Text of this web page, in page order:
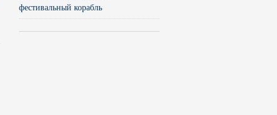
фестивальный корабль